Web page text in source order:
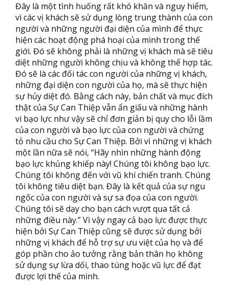
Đây là một tình huống rất khó khăn và nguy hiểm,
vì các vị khách sẽ sử dụng lòng trung thành của con
người và những người đại diện của mình để thực
hiện các hoạt động phá hoại của mình trong thế
giới. Đó sẽ không phải là những vị khách mà sẽ tiêu
diệt những người không chịu và không thể hợp tác.
Đó sẽ là các đối tác con người của những vị khách,
những đại diện con người của họ, mà sẽ thực hiện
sự hủy diệt đó. Bằng cách này, bản chất và mục đích
thật của Sự Can Thiệp vẫn ẩn giấu và những hành
vi bạo lực như vậy sẽ chỉ đơn giản bị quy cho lỗi lầm
của con người và bạo lực của con người và chứng
tỏ nhu cầu cho Sự Can Thiệp. Bởi vì những vị khách
một lần nữa sẽ nói, “Hãy nhìn những hành động
bạo lực khủng khiếp này! Chúng tôi không bạo lực.
Chúng tôi không đến với vũ khí chiến tranh. Chúng
tôi không tiêu diệt bạn. Đây là kết quả của sự ngu
ngốc của con người và sự sa đọa của con người.
Chúng tôi sẽ dạy cho bạn cách vượt qua tất cả
những điều này.” Vì vậy ngay cả bạo lực được thực
hiện bởi Sự Can Thiệp cũng sẽ được sử dụng bởi
những vị khách để hỗ trợ sự ưu việt của họ và để
góp phần cho ảo tưởng rằng bản thân họ không
sử dụng sự lừa dối, thao túng hoặc vũ lực để đạt
được lợi thế của mình.